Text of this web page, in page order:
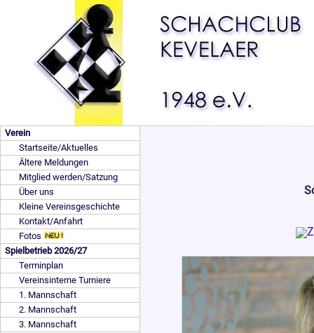
Verein
Startseite/Aktuelles
Ältere Meldungen
Mitglied werden/Satzung
Über uns
Kleine Vereinsgeschichte
Kontakt/Anfahrt
Fotos
Spielbetrieb 2026/27
Terminplan
Vereinsinterne Turniere
1. Mannschaft
2. Mannschaft
3. Mannschaft